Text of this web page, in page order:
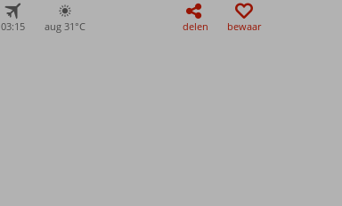
03:15 aug 31°C delen bewaar